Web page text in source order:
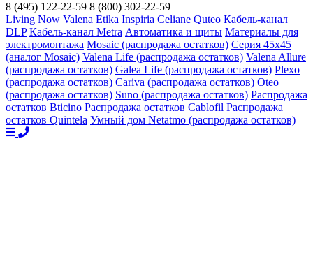
8 (495) 122-22-59 8 (800) 302-22-59
Living Now Valena Etika Inspiria Celiane Quteo Кабель-канал
DLP Кабель-канал Metra Автоматика и щиты Материалы для
электромонтажа Mosaic (распродажа остатков) Серия 45х45
(аналог Mosaic) Valena Life (распродажа остатков) Valena Allure
(распродажа остатков) Galea Life (распродажа остатков) Plexo
(распродажа остатков) Cariva (распродажа остатков) Oteo
(распродажа остатков) Suno (распродажа остатков) Распродажа
остатков Bticino Распродажа остатков Cablofil Распродажа
остатков Quintela Умный дом Netatmo (распродажа остатков)